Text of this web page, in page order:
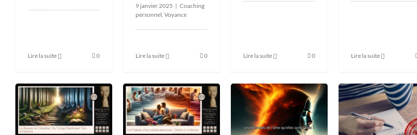
Lire la suite 0
9 janvier 2025 | Coaching
personnel, Voyance
Lire la suite 0 Lire la suite 0 Lire la suite
La Blessure de
l’Abandon : Un
Voyage Émotionnel
Vers la Guérison
Les 9 phases d’une
relation amoureuse :
Durées et évolutions
solution
prioriser en premier